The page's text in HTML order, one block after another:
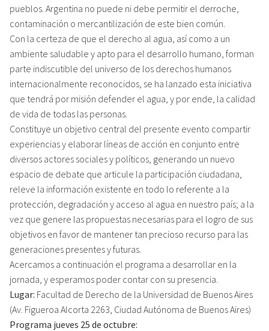
pueblos. Argentina no puede ni debe permitir el derroche,
contaminación o mercantilización de este bien común.
Con la certeza de que el derecho al agua, así como a un
ambiente saludable y apto para el desarrollo humano, forman
parte indiscutible del universo de los derechos humanos
internacionalmente reconocidos, se ha lanzado esta iniciativa
que tendrá por misión defender el agua, y por ende, la calidad
de vida de todas las personas.
Constituye un objetivo central del presente evento compartir
experiencias y elaborar líneas de acción en conjunto entre
diversos actores sociales y políticos, generando un nuevo
espacio de debate que articule la participación ciudadana,
releve la información existente en todo lo referente a la
protección, degradación y acceso al agua en nuestro país; a la
vez que genere las propuestas necesarias para el logro de sus
objetivos en favor de mantener tan precioso recurso para las
generaciones presentes y futuras.
Acercamos a continuación el programa a desarrollar en la
jornada, y esperamos poder contar con su presencia.
Lugar: Facultad de Derecho de la Universidad de Buenos Aires
(Av. Figueroa Alcorta 2263, Ciudad Autónoma de Buenos Aires)
Programa jueves 25 de octubre: